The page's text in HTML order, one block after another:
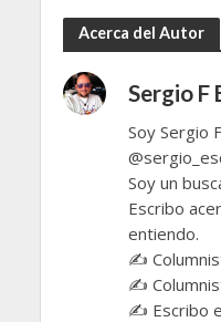
Acerca del Autor
Sergio F
Soy Sergio
Soy un
Escribo
entiendo.
✍️
✍️
✍️ Escribo